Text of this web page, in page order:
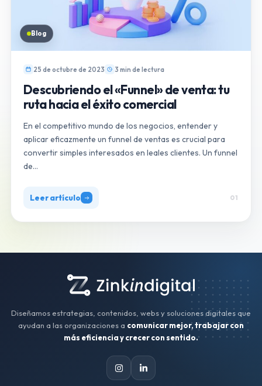
Blog
25 de octubre de 2023 3 min de lectura
Descubriendo el «Funnel» de venta: tu
ruta hacia el éxito comercial
En el competitivo mundo de los negocios, entender y
aplicar eficazmente un funnel de ventas es crucial para
convertir simples interesados en leales clientes. Un funnel
de…
Leer artículo 01
Diseñamos estrategias, contenidos, webs y soluciones digitales que
ayudan a las organizaciones a comunicar mejor, trabajar con
más eficiencia y crecer con sentido.